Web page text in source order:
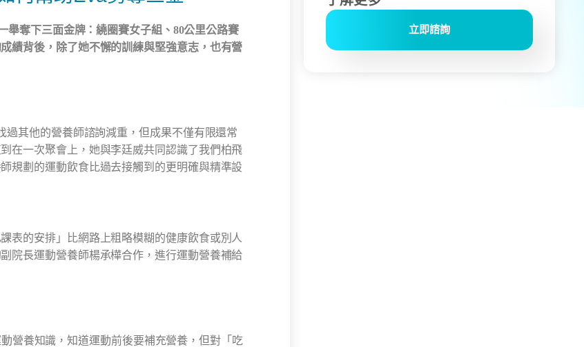
舉奪下三面金牌：繞圈賽女子組、 80公里公路賽
績背後，除了她不懈的訓練與堅強意志，也有營
過其他的營養師諮詢減重，但成果不僅有限還常
在一次聚會上，她與李廷威共同認識了我們柏飛
規劃的運動飲食比過去接觸到的更明確與精準設
表的安排」比網路上粗略模糊的健康飲食或別人
院長運動營養師楊承樺合作，進行運動營養補給
營養知識，知道運動前後要補充營養，但對「吃
立即諮詢